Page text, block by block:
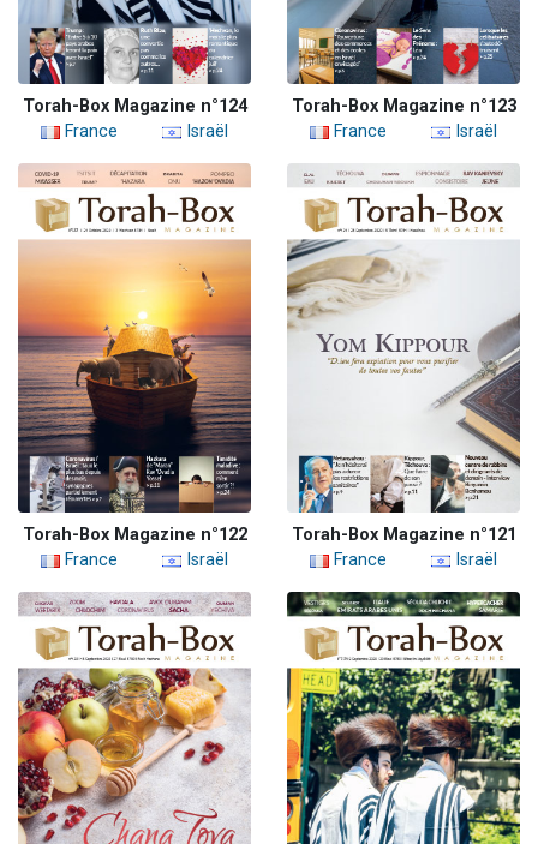
Torah-Box Magazine n°124
France
Israël
Torah-Box Magazine n°123
France
Israël
Torah-Box Magazine n°122
France
Israël
Torah-Box Magazine n°121
France
Israël